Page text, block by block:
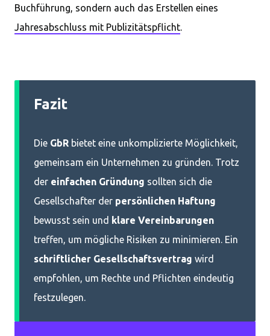
Buchführung, sondern auch das Erstellen eines
Jahresabschluss mit Publizitätspflicht.
Fazit
Die GbR bietet eine unkomplizierte Möglichkeit,
gemeinsam ein Unternehmen zu gründen. Trotz
der einfachen Gründung sollten sich die
Gesellschafter der persönlichen Haftung
bewusst sein und klare Vereinbarungen
treffen, um mögliche Risiken zu minimieren. Ein
schriftlicher Gesellschaftsvertrag wird
empfohlen, um Rechte und Pflichten eindeutig
festzulegen.